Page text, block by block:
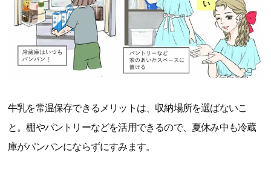
牛乳を常温保存できるメリットは、収納場所を選ばないこ
と。棚やパントリーなどを活用できるので、夏休み中も冷蔵
庫がパンパンにならずにすみます。